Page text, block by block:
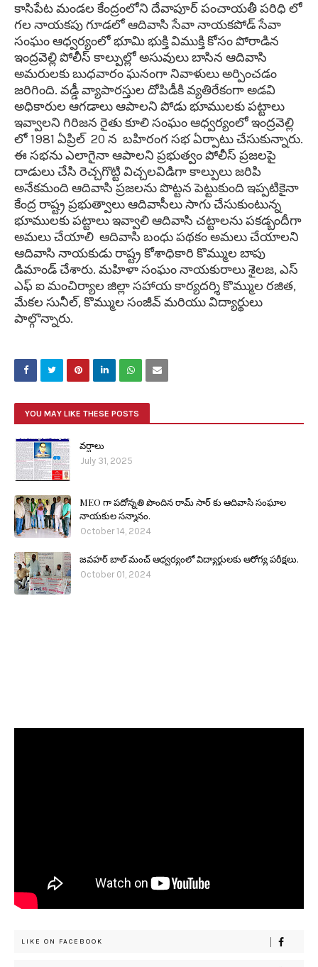
కాసిపేట మండల కేంద్రంలోని దేవాపూర్ పంచాయతీ పరిధి లో
గల నాయకపు గూడలో ఆదివాసి సేవా నాయకపోడ్ సేవా
సంఘం ఆధ్వర్యంలో భూమి భుక్తి విముక్తి కోసం పోరాడిన
ఇంద్రవెల్లి పోలీస్ కాల్పుల్లో అసువులు బాసిన ఆదివాసి
అమరులకు బుధవారం ఘనంగా నివాళులు అర్పించడం
జరిగింది. వడ్డీ వ్యాపారస్తుల దోపిడీకి వ్యతిరేకంగా అడవి
అధికారుల ఆగడాలు ఆపాలని పోడు భూములకు పట్టాలు
ఇవ్వాలని గిరిజన రైతు కూలి సంఘం ఆధ్వర్యంలో ఇంద్రవెల్లి
లో 1981 ఏప్రిల్ 20 న బహిరంగ సభ ఏర్పాటు చేసుకున్నారు.
ఈ సభను ఎలాగైనా ఆపాలని ప్రభుత్వం పోలీస్ ప్రజలపై
దాడులు చేసి రెచ్చగొట్టి విచ్చలవిడిగా కాల్పులు జరిపి
అనేకమంది ఆదివాసి ప్రజలను పొట్టన పెట్టుకుంది ఇప్పటికైనా
కేంద్ర రాష్ట్ర ప్రభుత్వాలు ఆదివాసీలు సాగు చేసుకుంటున్న
భూములకు పట్టాలు ఇవ్వాలి ఆదివాసి చట్టాలను పకడ్బందీగా
అమలు చేయాలి ఆదివాసి బంధు పథకం అమలు చేయాలని
ఆదివాసి నాయకుడు రాష్ట్ర కోశాధికారి కొమ్ముల బాపు
డిమాండ్ చేశారు. మహిళా సంఘం నాయకురాలు శైలజ, ఎస్
ఎఫ్ ఐ మంచిర్యాల జిల్లా సహాయ కార్యదర్శి కొమ్ముల రజిత,
మేకల సునీల్, కొమ్ముల సంజీవ్ మరియు విద్యార్థులు
పాల్గొన్నారు.
YOU MAY LIKE THESE POSTS
వర్షాలు
July 31, 2025
MEO గా పదోన్నతి పొందిన రామ్ సార్ కు ఆదివాసి సంఘాల
నాయకుల సన్మానం.
October 14, 2024
జవహర్ బాల్ మంచ్ ఆధ్వర్యంలో విద్యార్థులకు ఆరోగ్య పరీక్షలు.
October 01, 2024
LIKE ON FACEBOOK